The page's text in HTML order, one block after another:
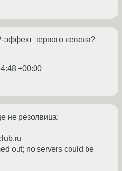
эффект первого левела?
+00:00
не резолвица:
out; no servers could be